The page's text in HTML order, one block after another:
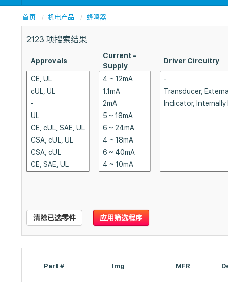
首页 机电产品 蜂鸣器
2123 项搜索结果
Approvals
Current -
Supply
Driver Circuitry
清除已选零件 应用筛选程序
Part # Img MFR